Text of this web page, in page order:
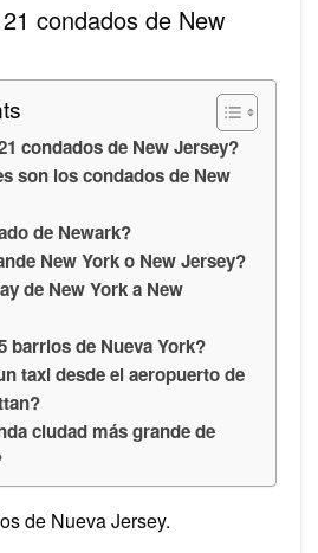
condados de New
condados de New Jersey?
son los condados de New
de Newark?
New York o New Jersey?
de New York a New
barrios de Nueva York?
taxi desde el aeropuerto de
ciudad más grande de
de Nueva Jersey.